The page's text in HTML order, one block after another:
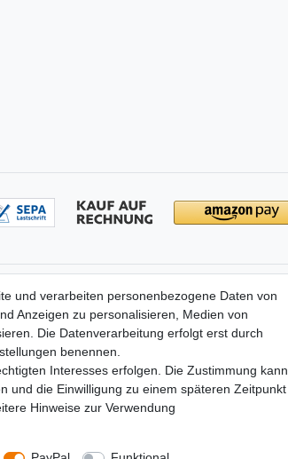
und verarbeiten personenbezogene Daten von
Anzeigen zu personalisieren, Medien von
Die Datenverarbeitung erfolgt erst durch
benennen.
Interesses erfolgen. Die Zustimmung kann
und die Einwilligung zu einem späteren Zeitpunkt
Hinweise zur Verwendung